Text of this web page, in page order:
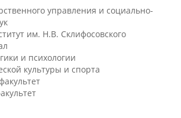
управления и социально-
им. Н.В. Склифосовского
и психологии
культуры и спорта